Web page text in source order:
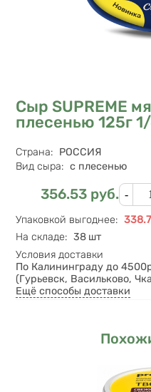
Сыр SUPREME
плесенью 125г
Характеристики
Страна: РОССИЯ
Вид сыра: с плесенью
Цена
356.53 руб.Кол-во
Упаковкой выгоднее:
На складе: 38 шт
Условия доставки
По Калининграду до
(Гурьевск, Васильково,
Ещё способы доставки